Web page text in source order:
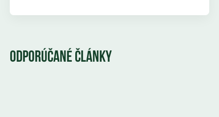
ODPORÚČANÉ ČLÁNKY